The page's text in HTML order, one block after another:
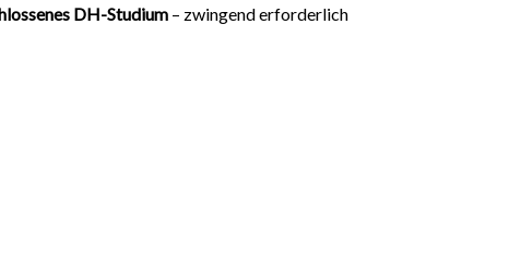
DH-Studium – zwingend erforderlich